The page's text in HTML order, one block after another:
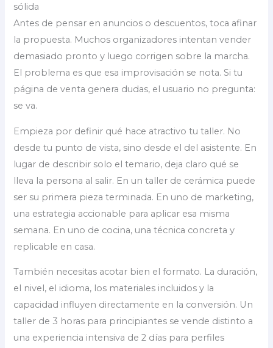
sólida
Antes de pensar en anuncios o descuentos, toca afinar
la propuesta. Muchos organizadores intentan vender
demasiado pronto y luego corrigen sobre la marcha.
El problema es que esa improvisación se nota. Si tu
página de venta genera dudas, el usuario no pregunta:
se va.
Empieza por definir qué hace atractivo tu taller. No
desde tu punto de vista, sino desde el del asistente. En
lugar de describir solo el temario, deja claro qué se
lleva la persona al salir. En un taller de cerámica puede
ser su primera pieza terminada. En uno de marketing,
una estrategia accionable para aplicar esa misma
semana. En uno de cocina, una técnica concreta y
replicable en casa.
También necesitas acotar bien el formato. La duración,
el nivel, el idioma, los materiales incluidos y la
capacidad influyen directamente en la conversión. Un
taller de 3 horas para principiantes se vende distinto a
una experiencia intensiva de 2 días para perfiles